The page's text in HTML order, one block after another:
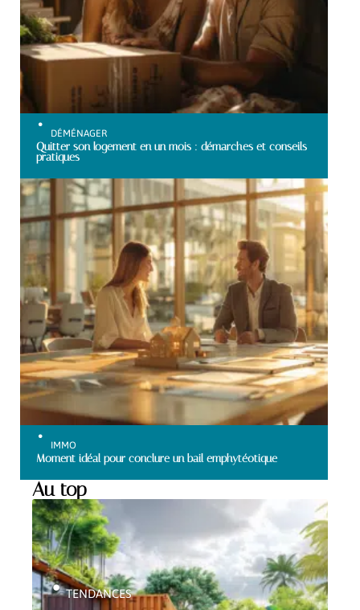
DÉMÉNAGER
Quitter son logement en un mois : démarches et conseils
pratiques
IMMO
Moment idéal pour conclure un bail emphytéotique
Au top
TENDANCES